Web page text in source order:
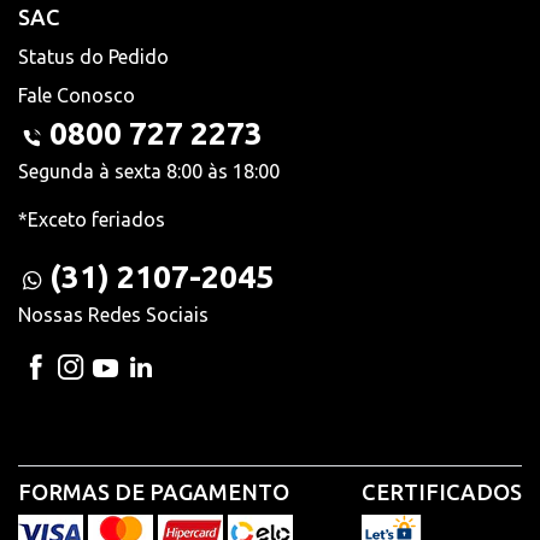
SAC
Status do Pedido
Fale Conosco
0800 727 2273
Segunda à sexta 8:00 às 18:00
*Exceto feriados
(31) 2107-2045
Nossas Redes Sociais
FORMAS DE PAGAMENTO CERTIFICADOS